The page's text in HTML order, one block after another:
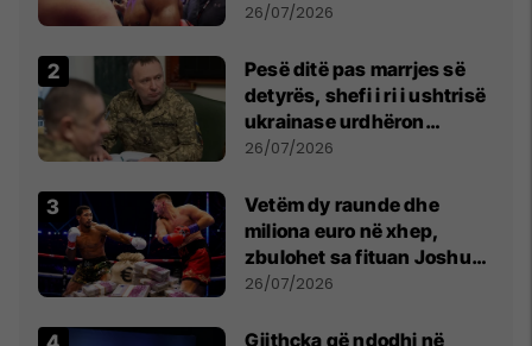
26/07/2026
Pesë ditë pas marrjes së
detyrës, shefi i ri i ushtrisë
ukrainase urdhëron
kontroll të madh
26/07/2026
Vetëm dy raunde dhe
miliona euro në xhep,
zbulohet sa fituan Joshua
e Prenga
26/07/2026
Gjithçka që ndodhi në